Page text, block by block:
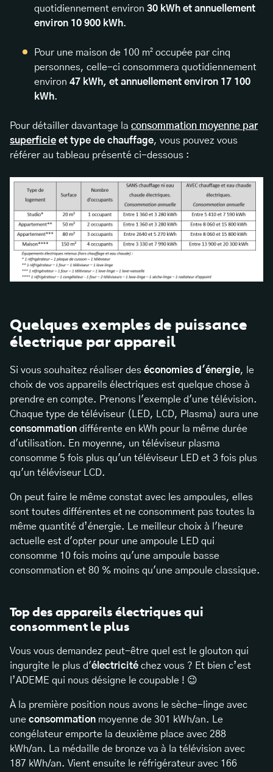
quotidiennement environ 30 kWh et annuellement
environ 10 900 kWh.
Pour une maison de 100 m² occupée par cinq
personnes, celle-ci consommera quotidiennement
environ 47 kWh, et annuellement environ 17 100
kWh.
Pour détailler davantage la consommation moyenne par
superficie et type de chauffage, vous pouvez vous
référer au tableau présenté ci-dessous :
Quelques exemples de puissance
électrique par appareil
Si vous souhaitez réaliser des économies d'énergie, le
choix de vos appareils électriques est quelque chose à
prendre en compte. Prenons l'exemple d'une télévision.
Chaque type de téléviseur (LED, LCD, Plasma) aura une
consommation différente en kWh pour la même durée
d'utilisation. En moyenne, un téléviseur plasma
consomme 5 fois plus qu'un téléviseur LED et 3 fois plus
qu'un téléviseur LCD.
On peut faire le même constat avec les ampoules, elles
sont toutes différentes et ne consomment pas toutes la
même quantité d’énergie. Le meilleur choix à l'heure
actuelle est d'opter pour une ampoule LED qui
consomme 10 fois moins qu'une ampoule basse
consommation et 80 % moins qu'une ampoule classique.
Top des appareils électriques qui
consomment le plus
Vous vous demandez peut-être quel est le glouton qui
ingurgite le plus d'électricité chez vous ? Et bien c’est
l’ADEME qui nous désigne le coupable ! 😉
À la première position nous avons le sèche-linge avec
une consommation moyenne de 301 kWh/an. Le
congélateur emporte la deuxième place avec 288
kWh/an. La médaille de bronze va à la télévision avec
187 kWh/an. Vient ensuite le réfrigérateur avec 166